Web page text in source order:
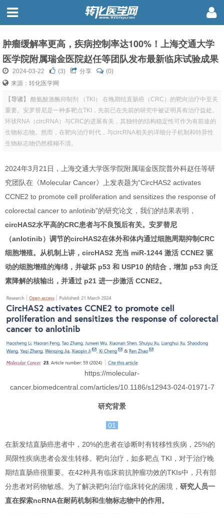
肿瘤缓解率更高，疾病控制率达100%！上海交通大学
医学院附属瑞金医院赵任等团队发布最新临床试验成果
2024-03-22 (3) 分享
(0)
来源：转化医学网
【导读】
酪氨酸激酶抑制剂 （TKI） 在晚期结直肠癌（CRC）的靶向治疗中至关
重要。安罗替尼是一种多靶点TKI，先前已在先前的研究中被证明具有治疗益处。
环状RNA（circRNA）与CRC的进展有关，其独特的结构稳定性可作为有前途的
生物标志物。然而，在靶向治疗时代，与circRNA相关的详细分子机制和特异性
生物标志物仍然模糊不清。
2024年3月21 日，上海交通大学医学院附属瑞金医院普外科赵任等研
究团队在《Molecular Cancer》上发表题为“CircHAS2 activates
CCNE2 to promote cell proliferation and sensitizes the response of
colorectal cancer to anlotinib”的研究论文，我们的结果表明，
circHAS2水平高的CRC患者与不良预后有关。安罗替尼
（anlotinib）调节的circHAS2在体外和体内通过细胞周期抑制CRC
细胞增殖。从机制上讲，circHAS2 充当 miR-1244 激活 CCNE2 驱
动的细胞增殖的海绵，并破坏 p53 和 USP10 的结合，增加 p53 向泛
素降解的核输出，并通过 p21 进一步激活 CCNE2。
https://molecular-
cancer.biomedcentral.com/articles/10.1186/s12943-024-01971-7
研究背景
01
在新发结直肠癌患者中，20%的患者在诊断时有转移性疾病，25%的
局限性疾病患者会发生转移。靶向治疗，如多靶点 TKI，对于治疗晚
期结直肠癌很重要。在42种具有临床前抗肿瘤功效的TKIs中，只有部
分患者对药物敏感。为了解决靶向治疗临床转化的困境， 研究人员一
直在探索ncRNA在耐药机制和生物标志物中的作用。